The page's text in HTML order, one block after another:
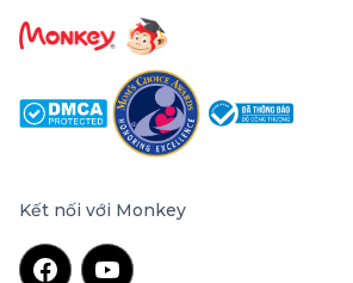
Kết nối với Monkey